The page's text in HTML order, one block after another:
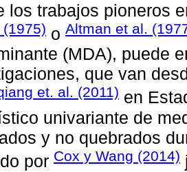
los trabajos pioneros
o Altman et al.
(MDA), puede
que van
et. al. (2011) en
univariante de
y no quebrados
por Cox y Wang (2014)